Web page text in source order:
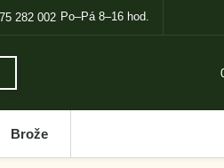
282 002 Po–Pá 8–16 hod.
Brože